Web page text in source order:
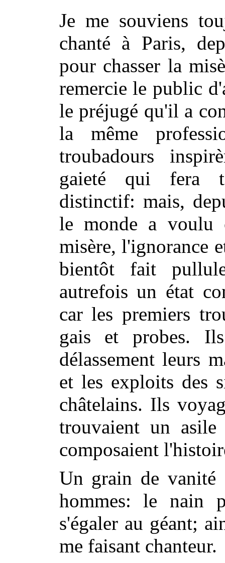
Je me souviens
chanté à Paris,
pour chasser la
remercie le public
le préjugé qu'il a
la même
troubadours
gaieté qui fera
distinctif: mais,
le monde a voulu
misère, l'ignorance
bientôt fait
autrefois un état
car les premiers
gais et probes.
délassement leurs
et les exploits des
châtelains. Ils
trouvaient un
composaient
Un grain de vanité
hommes: le nain
s'égaler au géant;
me faisant chanteur.